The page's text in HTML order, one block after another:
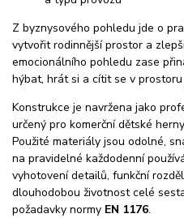
Z byznysového pohledu jde o
vytvořit rodinnější prostor a
emocionálního pohledu zase
hýbat, hrát si a cítit se v
Konstrukce je navržena jako
určený pro komerční dětské
Použité materiály jsou odolné,
na pravidelné každodenní
vyhotovení detailů, funkční
dlouhodobou životnost celé
požadavky normy EN 1176.